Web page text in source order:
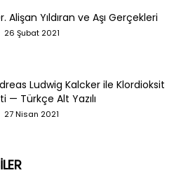
Alişan Yıldıran ve Aşı Gerçekleri
26 Şubat 2021
Ludwig Kalcker ile Klordioksit
— Türkçe Alt Yazılı
27 Nisan 2021